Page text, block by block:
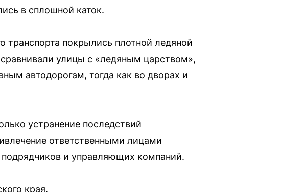
в сплошной каток.
покрылись плотной ледяной
улицы с «ледяным царством»,
автодорогам, тогда как во дворах и
устранение последствий
ответственными лицами
и управляющих компаний.
края.